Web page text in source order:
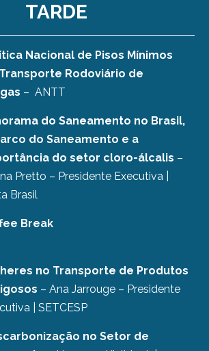
TARDE
Nacional de Pisos Mínimos
Rodoviário de
– ANTT
do Saneamento no Brasil,
do Saneamento e a
do setor cloro-álcalis –
Pretto – Presidente Executiva |
Brasil
Break
no Transporte de Produtos
– Ana Jarrouge – Presidente
| SETCESP
no Setor de